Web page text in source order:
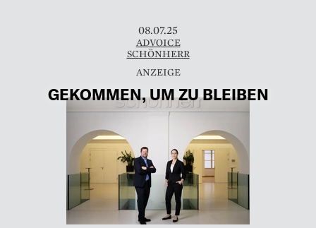
08.07.25
ADVOICE
SCHÖNHERR
GEKOMMEN, UM ZU BLEIBEN